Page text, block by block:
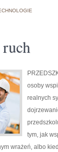
osoby
realnych
tym, jak
wrażeń, albo